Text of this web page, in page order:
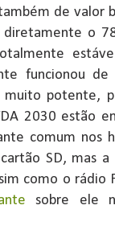
de valor
diretamente o
funcionou
potente,
2030 estão
comum
SD, mas a
como o rádio
sobre ele